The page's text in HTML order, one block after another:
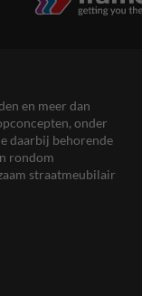
en meer dan
onder
daarbij behorende
rondom
straatmeubilair